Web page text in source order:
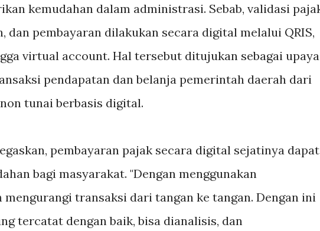
kemudahan dalam administrasi. Sebab, validasi
dan pembayaran dilakukan secara digital melalui QRIS,
virtual account. Hal tersebut ditujukan sebagai upaya
pendapatan dan belanja pemerintah daerah dari
tunai berbasis digital.
pembayaran pajak secara digital sejatinya dapat
bagi masyarakat. "Dengan menggunakan
transaksi dari tangan ke tangan. Dengan ini
tercatat dengan baik, bisa dianalisis, dan